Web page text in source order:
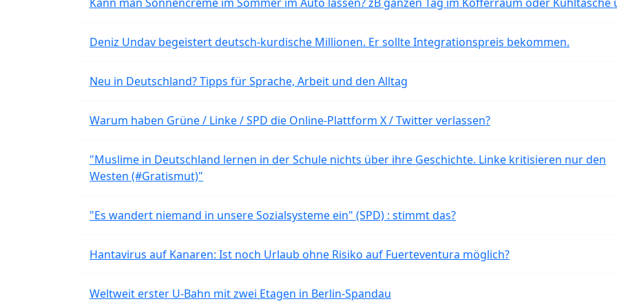
Deniz Undav begeistert deutsch-kurdische Millionen. Er sollte Integrationspreis bekommen.
Neu in Deutschland? Tipps für Sprache, Arbeit und den Alltag
Warum haben Grüne / Linke / SPD die Online-Plattform X / Twitter verlassen?
"Muslime in Deutschland lernen in der Schule nichts über ihre Geschichte. Linke kritisieren nur den
Westen (#Gratismut)"
"Es wandert niemand in unsere Sozialsysteme ein" (SPD) : stimmt das?
Hantavirus auf Kanaren: Ist noch Urlaub ohne Risiko auf Fuerteventura möglich?
Weltweit erster U-Bahn mit zwei Etagen in Berlin-Spandau